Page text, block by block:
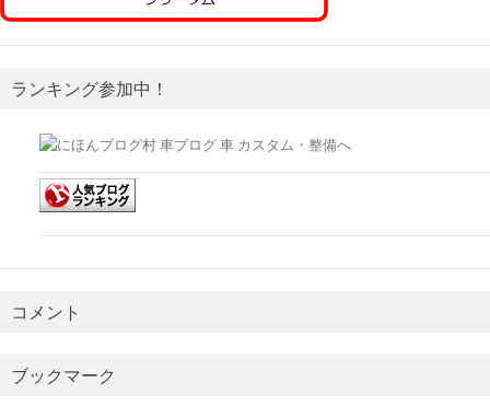
ランキング参加中！
コメント
ブックマーク